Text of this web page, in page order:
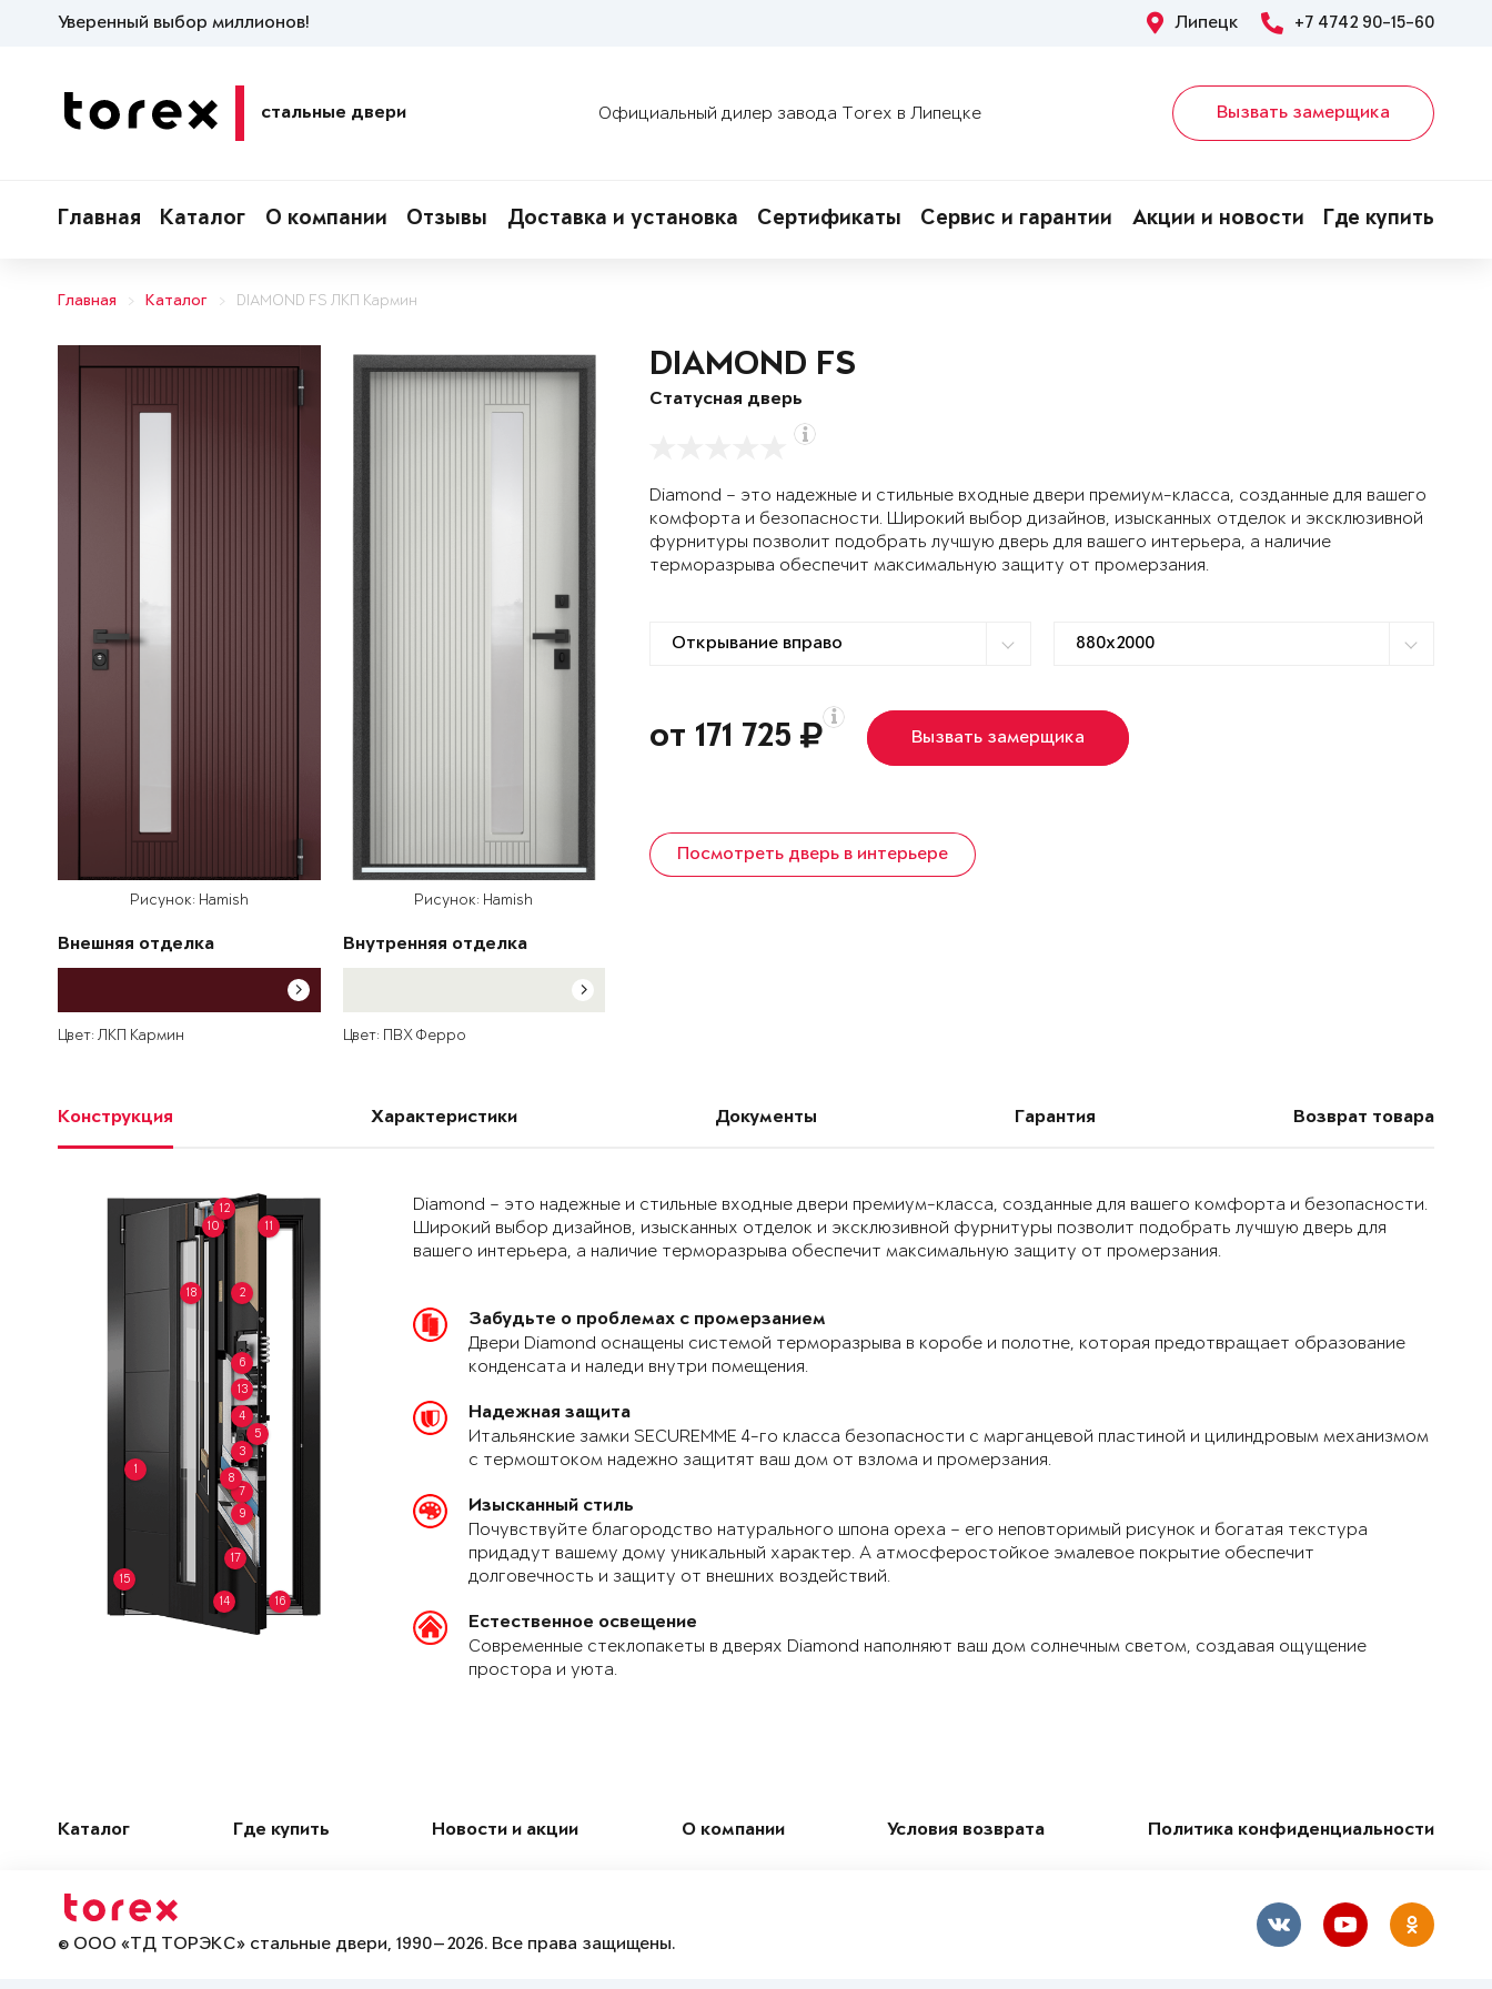
Уверенный выбор миллионов! Липецк +7 4742 90-15-60
стальные двери Официальный дилер завода Torex в Липецке Вызвать замерщика
Главная Каталог О компании Отзывы Доставка и установка Сертификаты Сервис и гарантии Акции и новости Где купить
Главная Каталог DIAMOND FS ЛКП Кармин
Рисунок: Hamish
Внешняя отделка
Цвет: ЛКП Кармин
Рисунок: Hamish
Внутренняя отделка
Цвет: ПВХ Ферро
DIAMOND FS
Статусная дверь
Diamond – это надежные и стильные входные двери премиум-класса, созданные для вашего
комфорта и безопасности. Широкий выбор дизайнов, изысканных отделок и эксклюзивной
фурнитуры позволит подобрать лучшую дверь для вашего интерьера, а наличие
терморазрыва обеспечит максимальную защиту от промерзания.
от 171 725 Вызвать замерщика
Посмотреть дверь в интерьере
Конструкция Характеристики Документы Гарантия Возврат товара
1
2
3
4
5
6
7
8
9
10 11
12
13
14
15
16
17
18
Diamond – это надежные и стильные входные двери премиум-класса, созданные для вашего комфорта и безопасности.
Широкий выбор дизайнов, изысканных отделок и эксклюзивной фурнитуры позволит подобрать лучшую дверь для
вашего интерьера, а наличие терморазрыва обеспечит максимальную защиту от промерзания.
Забудьте о проблемах с промерзанием
Двери Diamond оснащены системой терморазрыва в коробе и полотне, которая предотвращает образование
конденсата и наледи внутри помещения.
Надежная защита
Итальянские замки SECUREMME 4-го класса безопасности с марганцевой пластиной и цилиндровым механизмом
с термоштоком надежно защитят ваш дом от взлома и промерзания.
Изысканный стиль
Почувствуйте благородство натурального шпона ореха – его неповторимый рисунок и богатая текстура
придадут вашему дому уникальный характер. А атмосферостойкое эмалевое покрытие обеспечит
долговечность и защиту от внешних воздействий.
Естественное освещение
Современные стеклопакеты в дверях Diamond наполняют ваш дом солнечным светом, создавая ощущение
простора и уюта.
Каталог Где купить Новости и акции О компании Условия возврата Политика конфиденциальности
© ООО «ТД ТОРЭКС» стальные двери, 1990—2026. Все права защищены.